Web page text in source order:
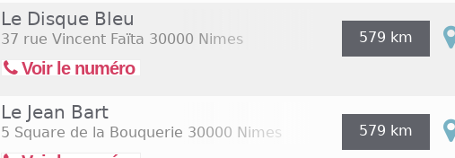
Le Disque Bleu
37 rue Vincent Faïta 30000 Nimes
Voir le numéro
579 km
Le Jean Bart
5 Square de la Bouquerie 30000 Nimes 579 km